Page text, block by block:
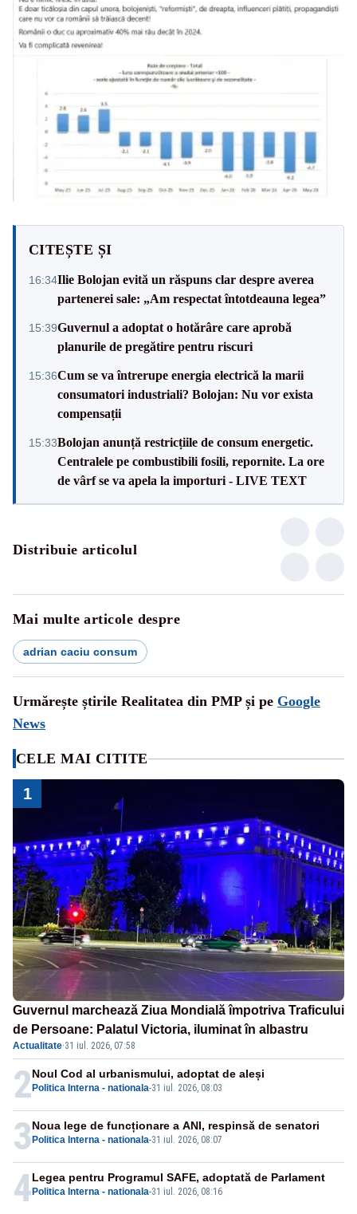
CITEȘTE ȘI
16:34Ilie Bolojan evită un răspuns clar despre averea
partenerei sale: „Am respectat întotdeauna legea”
15:39Guvernul a adoptat o hotărâre care aprobă
planurile de pregătire pentru riscuri
15:36Cum se va întrerupe energia electrică la marii
consumatori industriali? Bolojan: Nu vor exista
compensații
15:33Bolojan anunță restricțiile de consum energetic.
Centralele pe combustibili fosili, repornite. La ore
de vârf se va apela la importuri - LIVE TEXT
Distribuie articolul
Mai multe articole despre
adrian caciu consum
Urmărește știrile Realitatea din PMP și pe Google
News
CELE MAI CITITE
1
Guvernul marchează Ziua Mondială împotriva Traficului
de Persoane: Palatul Victoria, iluminat în albastru
Actualitate·31 iul. 2026, 07:58
2Politica Interna - nationala-31 iul. 2026, 08:03
Noul Cod al urbanismului, adoptat de aleși
3Politica Interna - nationala-31 iul. 2026, 08:07
Noua lege de funcționare a ANI, respinsă de senatori
4Politica Interna - nationala-31 iul. 2026, 08:16
Legea pentru Programul SAFE, adoptată de Parlament